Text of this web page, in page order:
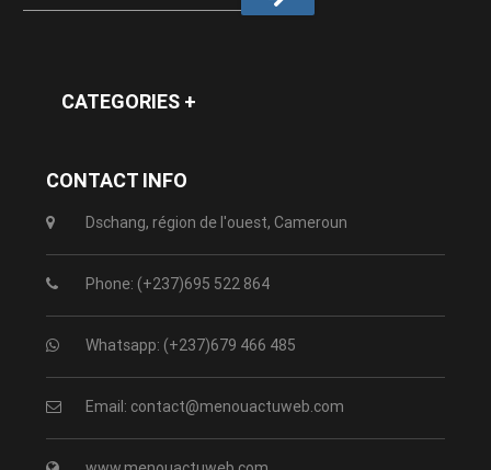
CATEGORIES +
CONTACT INFO
Dschang, région de l'ouest, Cameroun
Phone: (+237)695 522 864
Whatsapp: (+237)679 466 485
Email: contact@menouactuweb.com